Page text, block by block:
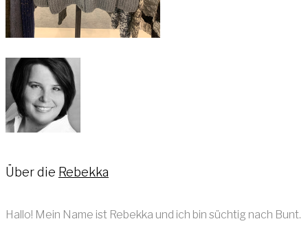
Über die Rebekka
Hallo! Mein Name ist Rebekka und ich bin süchtig nach Bunt.